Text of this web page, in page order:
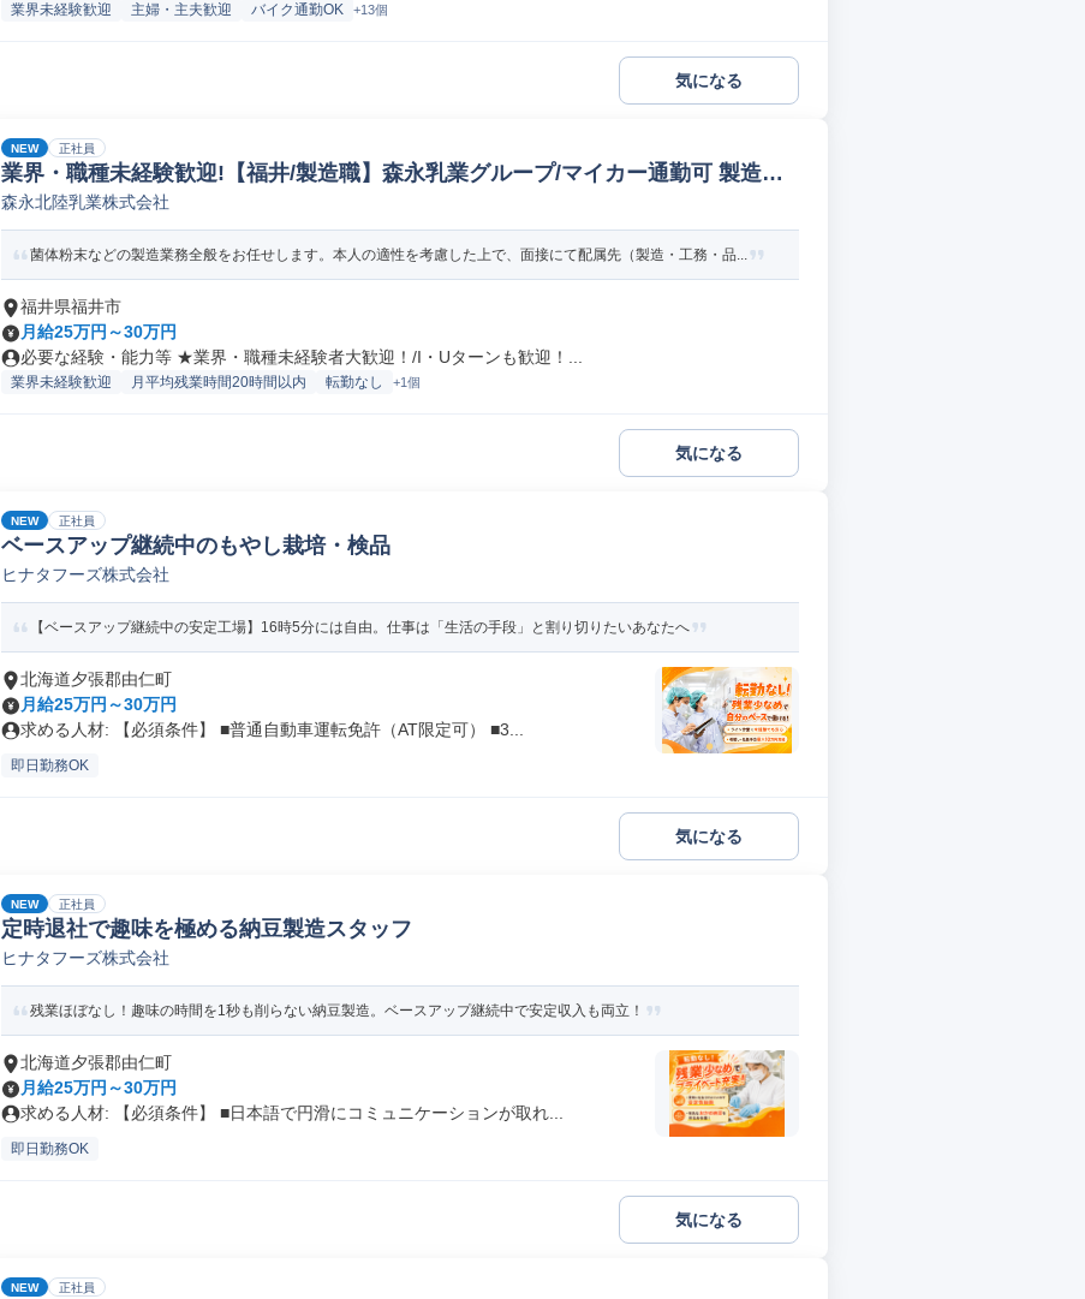
業界未経験歓迎 主婦・主夫歓迎 バイク通勤OK +13個
気になる
NEW 正社員
業界・職種未経験歓迎!【福井/製造職】森永乳業グループ/マイカー通勤可 製造オ
ペレーター/ラインマネージャー(食品/飲料/たばこ)
森永北陸乳業株式会社
菌体粉末などの製造業務全般をお任せします。本人の適性を考慮した上で、面接にて配属先（製造・工務・品...
福井県福井市
月給25万円～30万円
必要な経験・能力等 ★業界・職種未経験者大歓迎！/I・Uターンも歓迎！...
業界未経験歓迎 月平均残業時間20時間以内 転勤なし +1個
気になる
NEW 正社員
ベースアップ継続中のもやし栽培・検品
ヒナタフーズ株式会社
【ベースアップ継続中の安定工場】16時5分には自由。仕事は「生活の手段」と割り切りたいあなたへ
北海道夕張郡由仁町
月給25万円～30万円
求める人材: 【必須条件】 ■普通自動車運転免許（AT限定可） ■3...
即日勤務OK
気になる
NEW 正社員
定時退社で趣味を極める納豆製造スタッフ
ヒナタフーズ株式会社
残業ほぼなし！趣味の時間を1秒も削らない納豆製造。ベースアップ継続中で安定収入も両立！
北海道夕張郡由仁町
月給25万円～30万円
求める人材: 【必須条件】 ■日本語で円滑にコミュニケーションが取れ...
即日勤務OK
気になる
NEW 正社員